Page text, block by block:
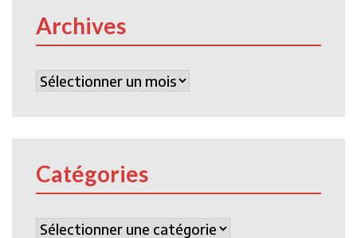
Archives
Archives
Catégories
Catégories